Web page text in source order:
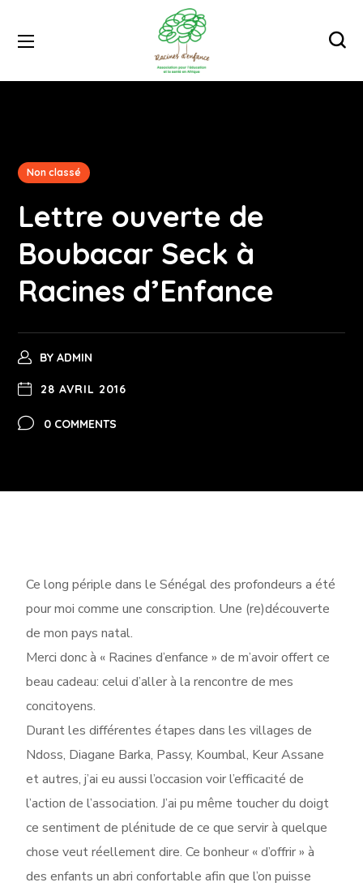
Non classé
Lettre ouverte de
Boubacar Seck à
Racines d’Enfance
BY ADMIN
28 AVRIL 2016
0 COMMENTS
Ce long périple dans le Sénégal des profondeurs a été
pour moi comme une conscription. Une (re)découverte
de mon pays natal.
Merci donc à « Racines d’enfance » de m’avoir offert ce
beau cadeau: celui d’aller à la rencontre de mes
concitoyens.
Durant les différentes étapes dans les villages de
Ndoss, Diagane Barka, Passy, Koumbal, Keur Assane
et autres, j’ai eu aussi l’occasion voir l’efficacité de
l’action de l’association. J’ai pu même toucher du doigt
ce sentiment de plénitude de ce que servir à quelque
chose veut réellement dire. Ce bonheur « d’offrir » à
des enfants un abri confortable afin que l’on puisse